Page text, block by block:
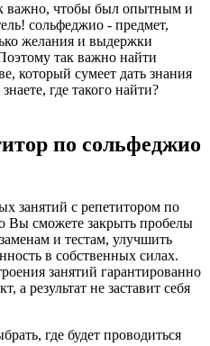
важно, чтобы был опытным и
сольфеджио - предмет,
желания и выдержки
так важно найти
который сумеет дать знания
где такого найти?
по сольфеджио
занятий с репетитором по
Вы сможете закрыть пробелы
и тестам, улучшить
в собственных силах.
занятий гарантированно
а результат не заставит себя
где будет проводиться